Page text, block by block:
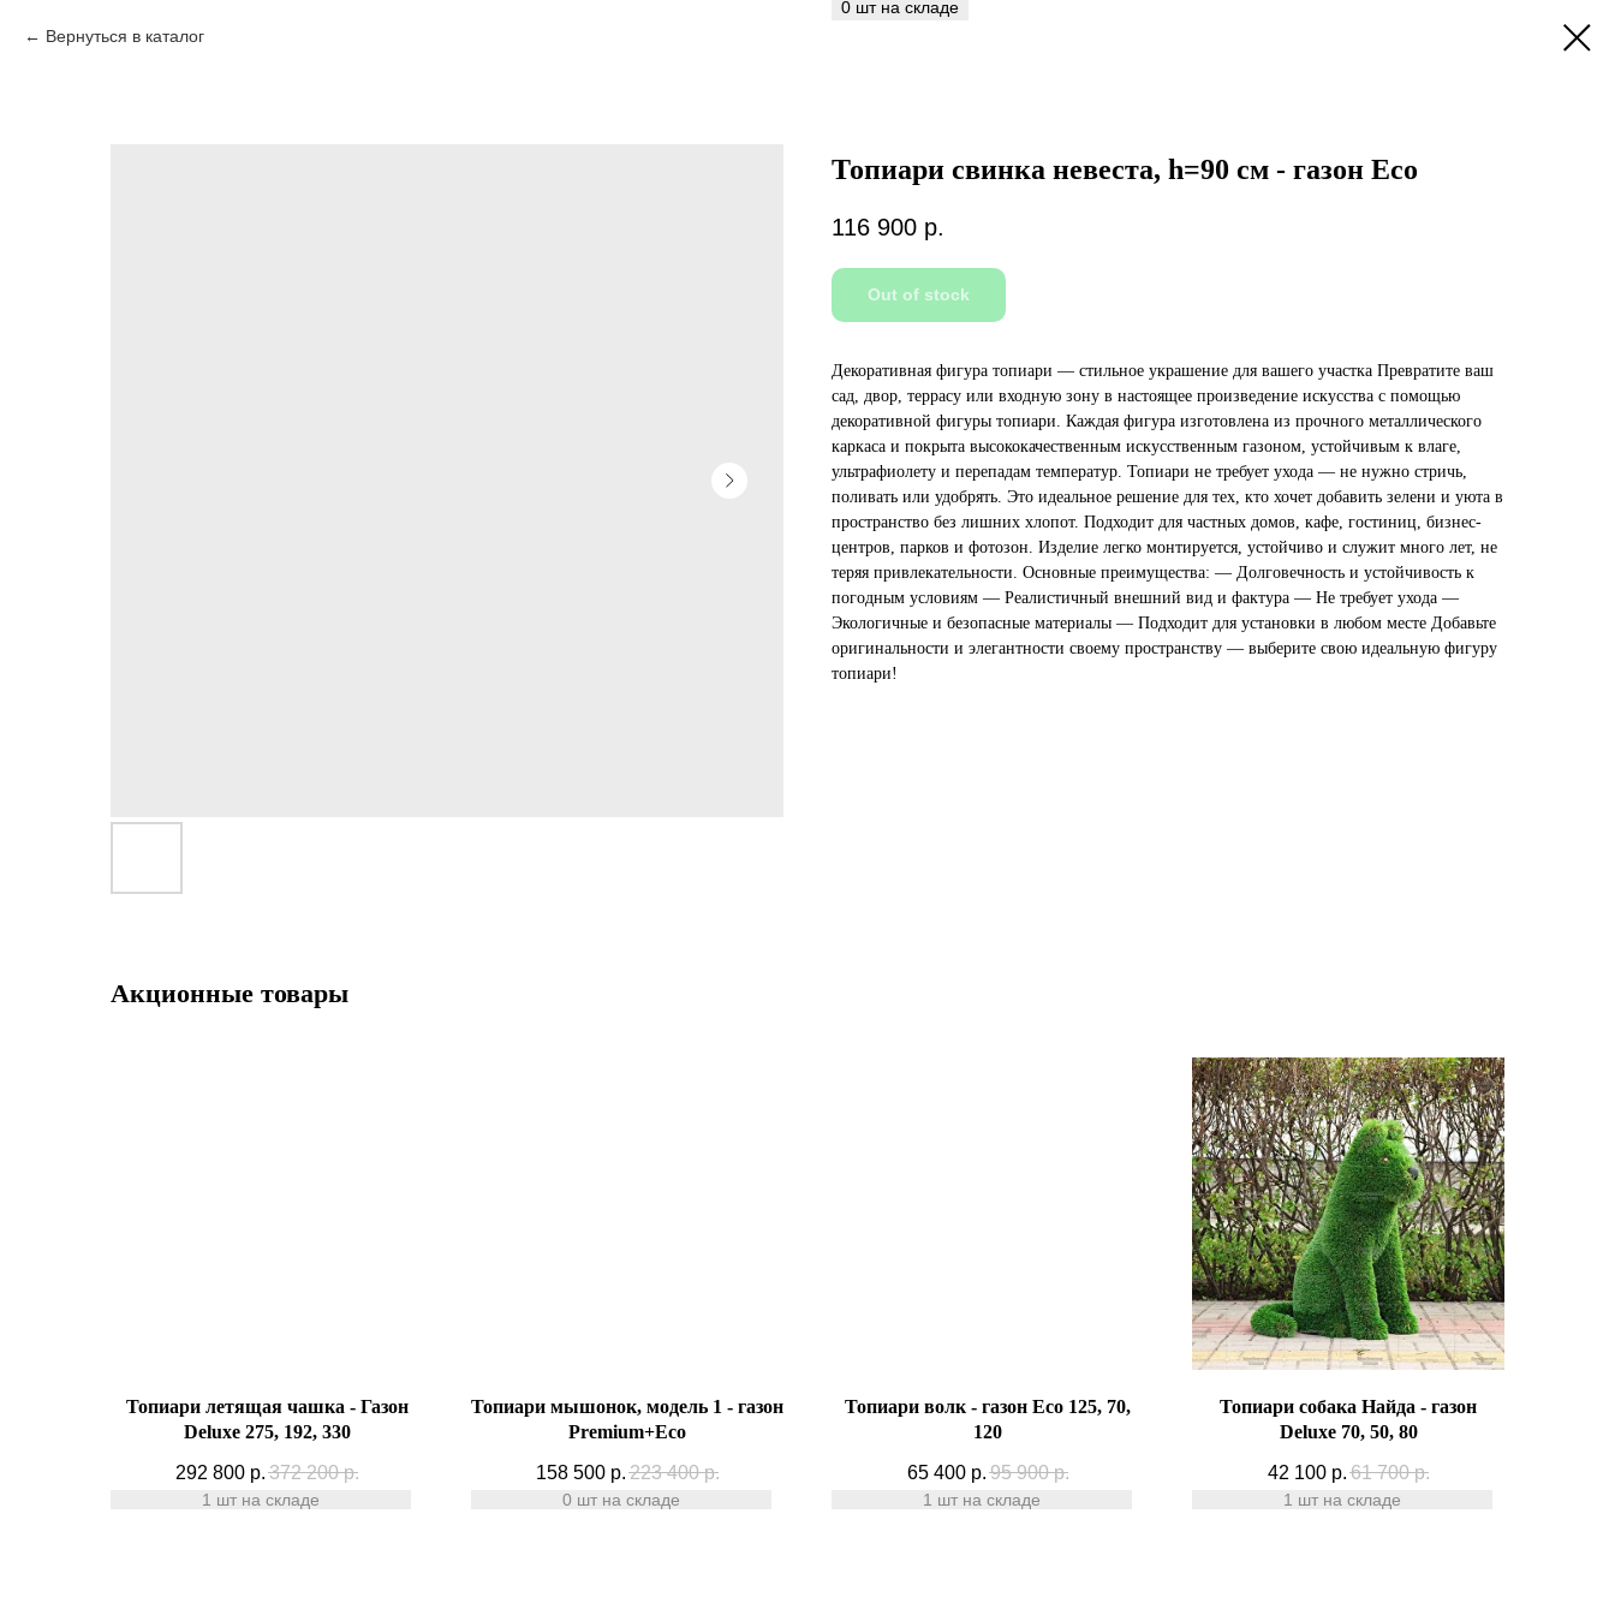
Вернуться в каталог
Топиари свинка невеста, h=90 см - газон Eco
116 900 р.
Out of stock
Декоративная фигура топиари — стильное украшение для вашего участка Превратите ваш
сад, двор, террасу или входную зону в настоящее произведение искусства с помощью
декоративной фигуры топиари. Каждая фигура изготовлена из прочного металлического
каркаса и покрыта высококачественным искусственным газоном, устойчивым к влаге,
ультрафиолету и перепадам температур. Топиари не требует ухода — не нужно стричь,
поливать или удобрять. Это идеальное решение для тех, кто хочет добавить зелени и уюта в
пространство без лишних хлопот. Подходит для частных домов, кафе, гостиниц, бизнес-
центров, парков и фотозон. Изделие легко монтируется, устойчиво и служит много лет, не
теряя привлекательности. Основные преимущества: — Долговечность и устойчивость к
погодным условиям — Реалистичный внешний вид и фактура — Не требует ухода —
Экологичные и безопасные материалы — Подходит для установки в любом месте Добавьте
оригинальности и элегантности своему пространству — выберите свою идеальную фигуру
топиари!
Акционные товары
Топиари летящая чашка - Газон
Deluxe 275, 192, 330
292 800 р. 372 200 р.
Топиари мышонок, модель 1 - газон
Premium+Есо
158 500 р. 223 400 р.
Топиари волк - газон Eco 125, 70,
120
65 400 р. 95 900 р.
Топиари собака Найда - газон
Deluxe 70, 50, 80
42 100 р. 61 700 р.